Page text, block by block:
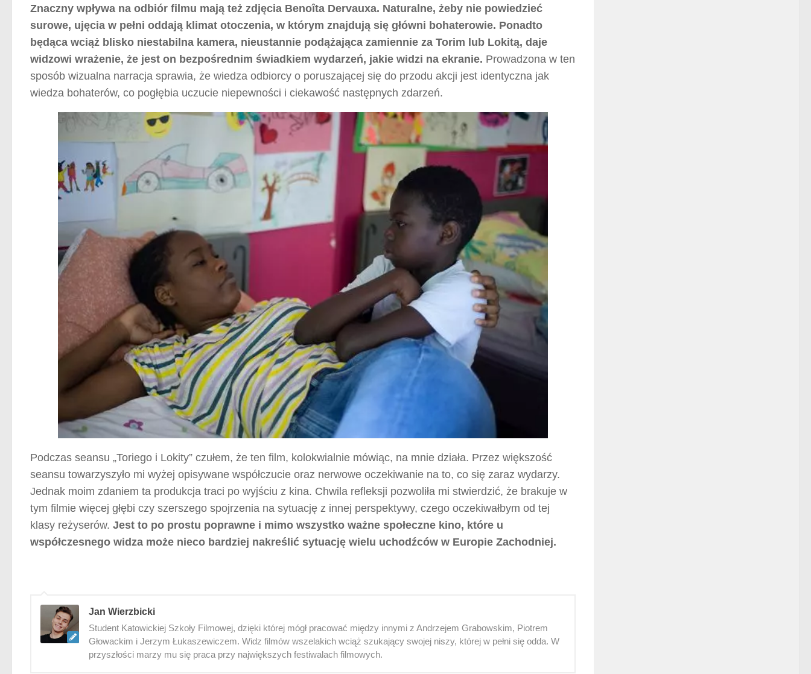
Znaczny wpływa na odbiór filmu mają też zdjęcia Benoîta Dervauxa. Naturalne, żeby nie powiedzieć
surowe, ujęcia w pełni oddają klimat otoczenia, w którym znajdują się główni bohaterowie. Ponadto
będąca wciąż blisko niestabilna kamera, nieustannie podążająca zamiennie za Torim lub Lokitą, daje
widzowi wrażenie, że jest on bezpośrednim świadkiem wydarzeń, jakie widzi na ekranie. Prowadzona w ten
sposób wizualna narracja sprawia, że wiedza odbiorcy o poruszającej się do przodu akcji jest identyczna jak
wiedza bohaterów, co pogłębia uczucie niepewności i ciekawość następnych zdarzeń.
Podczas seansu „Toriego i Lokity” czułem, że ten film, kolokwialnie mówiąc, na mnie działa. Przez większość
seansu towarzyszyło mi wyżej opisywane współczucie oraz nerwowe oczekiwanie na to, co się zaraz wydarzy.
Jednak moim zdaniem ta produkcja traci po wyjściu z kina. Chwila refleksji pozwoliła mi stwierdzić, że brakuje w
tym filmie więcej głębi czy szerszego spojrzenia na sytuację z innej perspektywy, czego oczekiwałbym od tej
klasy reżyserów. Jest to po prostu poprawne i mimo wszystko ważne społeczne kino, które u
współczesnego widza może nieco bardziej nakreślić sytuację wielu uchodźców w Europie Zachodniej.
Jan Wierzbicki
Student Katowickiej Szkoły Filmowej, dzięki której mógł pracować między innymi z Andrzejem Grabowskim, Piotrem
Głowackim i Jerzym Łukaszewiczem. Widz filmów wszelakich wciąż szukający swojej niszy, której w pełni się odda. W
przyszłości marzy mu się praca przy największych festiwalach filmowych.